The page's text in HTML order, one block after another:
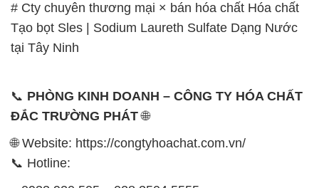
📞PHÒNG KINH DOANH – CÔNG TY HÓA CHẤT
ĐẮC TRƯỜNG PHÁT 🌐
🌐 Website: https://congtyhoachat.com.vn/
– 0933.920.505 – 028.3504.5555
028.3756.1841- 028.3756.1842